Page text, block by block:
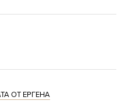
ОТ ЕРГЕНА